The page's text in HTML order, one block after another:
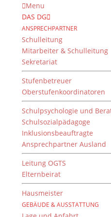
Menu
DAS DG
ANSPRECHPARTNER
Schulleitung
Mitarbeiter & Schulleitung
Sekretariat
Stufenbetreuer
Oberstufenkoordinatoren
Schulpsychologie und
Schulsozialpädagoge
Inklusionsbeauftragte
Ansprechpartner Ausland
Leitung OGTS
Elternbeirat
Hausmeister
GEBÄUDE & AUSSTATTUNG
Tage der
2025
vonJens Bodenstab|20.